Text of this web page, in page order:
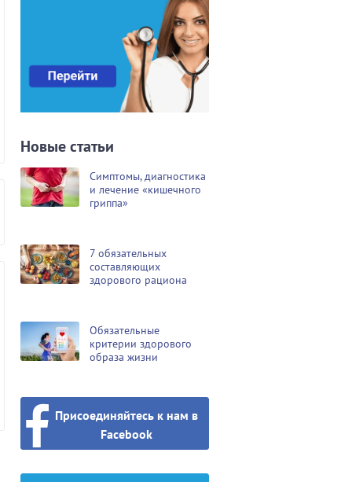
Новые статьи
Симптомы, диагностика
и лечение «кишечного
гриппа»
7 обязательных
составляющих
здорового рациона
Обязательные
критерии здорового
образа жизни
Присоединяйтесь к нам в
Facebook